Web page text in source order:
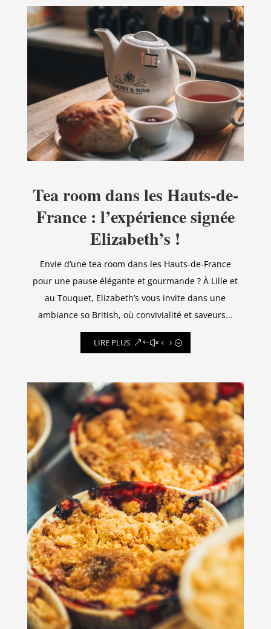
Tea room dans les Hauts-de-
France : l’expérience signée
Elizabeth’s !
Envie d’une tea room dans les Hauts-de-France
pour une pause élégante et gourmande ? À Lille et
au Touquet, Elizabeth’s vous invite dans une
ambiance so British, où convivialité et saveurs...
LIRE PLUS